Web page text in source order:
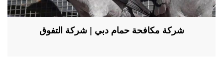
شركة مكافحة حمام دبي | شركة التفوق